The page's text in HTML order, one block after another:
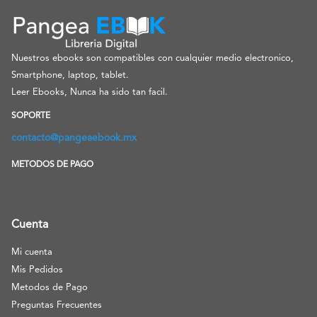
Nuestros ebooks son compatibles con cualquier medio electronico,
Smartphone, laptop, tablet.
Leer Ebooks, Nunca ha sido tan facil.
SOPORTE
contacto@pangeaebook.mx
METODOS DE PAGO
Cuenta
Mi cuenta
Mis Pedidos
Metodos de Pago
Preguntas Frecuentes